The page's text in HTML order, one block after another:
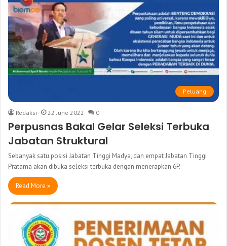
Peluang
Redaksi 22 June 2022 0
Perpusnas Bakal Gelar Seleksi Terbuka
Jabatan Struktural
Sebanyak satu posisi Jabatan Tinggi Madya, dan empat Jabatan Tinggi
Pratama akan dibuka seleksi terbuka dengan menerapkan 6P.
Read More »